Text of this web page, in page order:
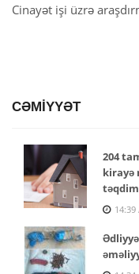
Cinayət işi üzrə
CƏMİYYƏT
204
kirayə
14:39